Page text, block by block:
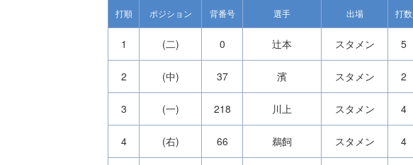
打順 ポジション 背番号 選手 出場 打数
1 (二) 0 辻本 スタメン 5
2 (中) 37 濱 スタメン 2
3 (一) 218 川上 スタメン 4
4 (右) 66 鵜飼 スタメン 4